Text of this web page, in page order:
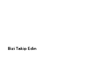
Bizi Takip Edin